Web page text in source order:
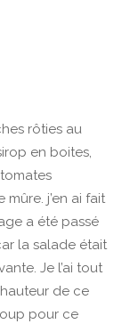
rôties au
en boites,
mûre. j’en ai fait
a été passé
la salade était
Je l’ai tout
de ce
pour ce